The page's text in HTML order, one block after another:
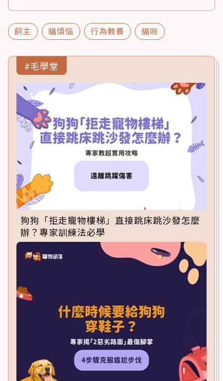
飼主 貓煩惱 行為教養 貓咪
#毛學堂
狗狗「拒走寵物樓梯」直接跳床跳沙發怎麼
辦？專家訓練法必學